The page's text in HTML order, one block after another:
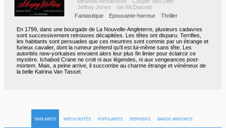
Jeffrey Jones
Ian McDiarmid
Fantastique
Epouvante-horreur Thriller
En 1799, dans une bourgade de La Nouvelle-Angleterre, plusieurs cadavres
sont successivement retrouves décapitées. Les têtes ont disparu. Terrifies,
les habitants sont persuades que ces meurtres sont commis par un étrange et
furieux cavalier, dont la rumeur prétend qu'il est lui-même sans tête. Les
autorités new-yorkaises envoient alors leur plus fin limier pour éclaircir ce
mystère. Ichabod Crane ne croit ni aux légendes, ni aux vengeances post-
mortem. Mais, a peine arrive, il succombe au charme étrange et vénéneux de
la belle Katrina Van Tassel.
SIMILAIRES MIEUX NOTÉS POPULAIRES DERNIERS BANDE-ANNONCE